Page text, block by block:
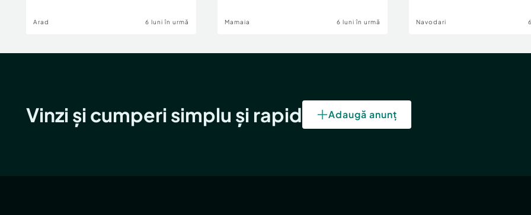
Arad 6 luni în urmă Mamaia 6 luni în urmă Navodari
Vinzi și cumperi simplu și rapid Adaugă anunț